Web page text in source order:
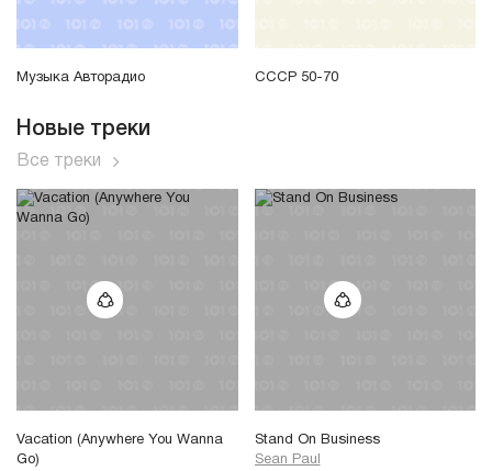
Музыка Авторадио СССР 50-70
Новые треки
Все треки
Vacation (Anywhere You Wanna
Go)
Stand On Business
Sean Paul